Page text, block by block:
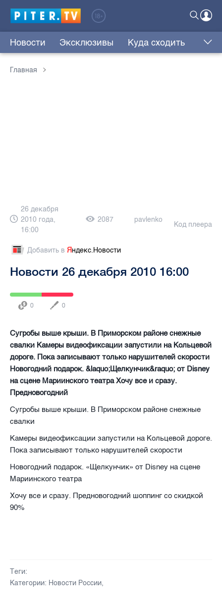
Новости Эксклюзивы Куда сходить
Главная
26 декабря
2010 года,
16:00
2087 pavlenko
Код плеера
Добавить в Яндекс.Новости
Новости 26 декабря 2010 16:00
0 0
Сугробы выше крыши. В Приморском районе снежные
свалки Камеры видеофиксации запустили на Кольцевой
дороге. Пока записывают только нарушителей скорости
Новогодний подарок. &laquo;Щелкунчик&raquo; от Disney
на сцене Мариинского театра Хочу все и сразу.
Предновогодний
Сугробы выше крыши. В Приморском районе снежные
свалки
Камеры видеофиксации запустили на Кольцевой дороге.
Пока записывают только нарушителей скорости
Новогодний подарок. «Щелкунчик» от Disney на сцене
Мариинского театра
Хочу все и сразу. Предновогодний шоппинг со скидкой
90%
Теги:
Категории: Новости России,